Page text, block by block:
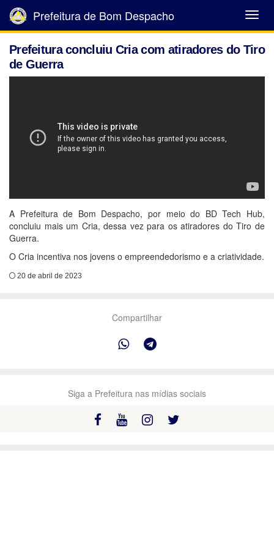
Abrir
Menu
Prefeitura de Bom Despacho
Prefeitura concluiu Cria com atiradores do Tiro
de Guerra
A Prefeitura de Bom Despacho, por meio do BD Tech Hub,
concluiu mais um Cria, dessa vez para os atiradores do Tiro de
Guerra.
O Cria incentiva nos jovens o empreendedorismo e a criatividade.
20 de abril de 2023
Compartilhar
Siga a Prefeitura nas mídias sociais